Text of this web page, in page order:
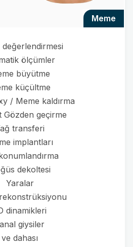
meme
değerlendirmesi
ölçümler
büyütme
küçültme
/ Meme kaldırma
Gözden geçirme
transferi
implantları
dekoltesi
Yaralar
dinamikleri
giysiler
ve dahası